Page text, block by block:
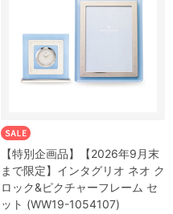
【特別企画品】【2026年9月末
まで限定】インタグリオ ネオ ク
ロック&ピクチャーフレーム セ
ット (WW19-1054107)